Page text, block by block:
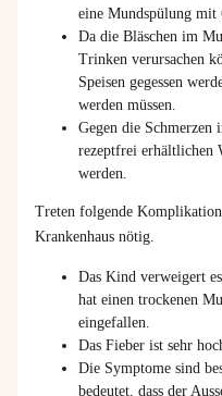
eine Mundspülung mit
Da die Bläschen im
Trinken verursachen
Speisen gegessen
werden müssen.
Gegen die Schmerzen
rezeptfrei erhältlichen
werden.
Treten folgende
Krankenhaus nötig.
Das Kind verweigert
hat einen trockenen
eingefallen.
Das Fieber ist sehr
Die Symptome sind
bedeutet, dass der